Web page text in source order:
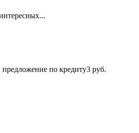
по кредиту3 руб.